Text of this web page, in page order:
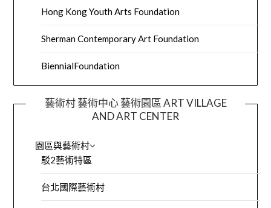
Hong Kong Youth Arts Foundation
Sherman Contemporary Art Foundation
BiennialFoundation
藝術村 藝術中心 藝術園區 ART VILLAGE
AND ART CENTER
園區與藝術村
駁2藝術特區
台北國際藝術村